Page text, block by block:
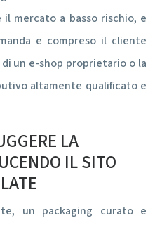
mercato a basso rischio, e
e compreso il cliente
un e-shop proprietario o la
altamente qualificato e
LA
IL SITO
un packaging curato e